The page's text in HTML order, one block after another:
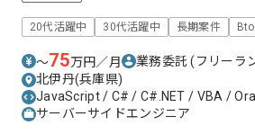
20代活躍中 30代活躍中 長期案件
〜75万円／月 業務委託(フリーラ
北伊丹(兵庫県)
JavaScript / C# / C#.NET / VBA /
サーバーサイドエンジニア